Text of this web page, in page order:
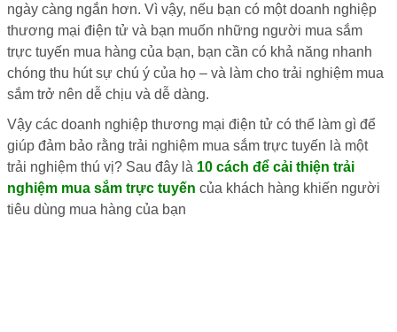
ngày càng ngắn hơn. Vì vậy, nếu bạn có một doanh nghiệp
thương mại điện tử và bạn muốn những người mua sắm
trực tuyến mua hàng của bạn, bạn cần có khả năng nhanh
chóng thu hút sự chú ý của họ – và làm cho trải nghiệm mua
sắm trở nên dễ chịu và dễ dàng.
Vậy các doanh nghiệp thương mại điện tử có thể làm gì để
giúp đảm bảo rằng trải nghiệm mua sắm trực tuyến là một
trải nghiệm thú vị? Sau đây là 10 cách để cải thiện trải
nghiệm mua sắm trực tuyến của khách hàng khiến người
tiêu dùng mua hàng của bạn